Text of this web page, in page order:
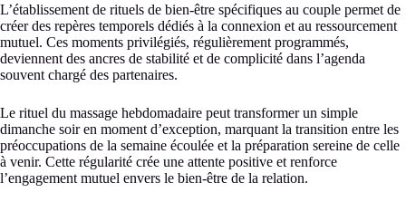
L’établissement de rituels de bien-être spécifiques au couple permet de
créer des repères temporels dédiés à la connexion et au ressourcement
mutuel. Ces moments privilégiés, régulièrement programmés,
deviennent des ancres de stabilité et de complicité dans l’agenda
souvent chargé des partenaires.
Le rituel du massage hebdomadaire peut transformer un simple
dimanche soir en moment d’exception, marquant la transition entre les
préoccupations de la semaine écoulée et la préparation sereine de celle
à venir. Cette régularité crée une attente positive et renforce
l’engagement mutuel envers le bien-être de la relation.